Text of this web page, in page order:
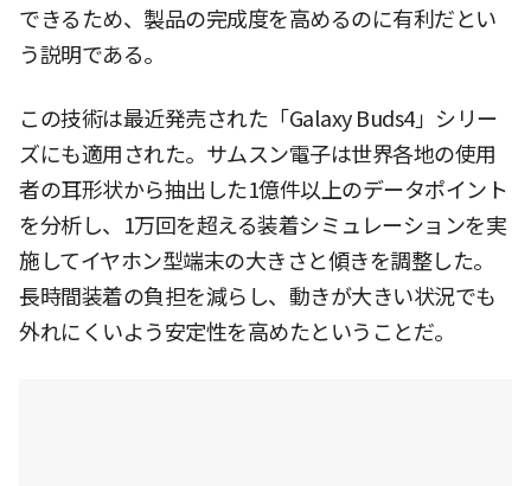
できるため、製品の完成度を高めるのに有利だとい
う説明である。
この技術は最近発売された「Galaxy Buds4」シリー
ズにも適用された。サムスン電子は世界各地の使用
者の耳形状から抽出した1億件以上のデータポイント
を分析し、1万回を超える装着シミュレーションを実
施してイヤホン型端末の大きさと傾きを調整した。
長時間装着の負担を減らし、動きが大きい状況でも
外れにくいよう安定性を高めたということだ。